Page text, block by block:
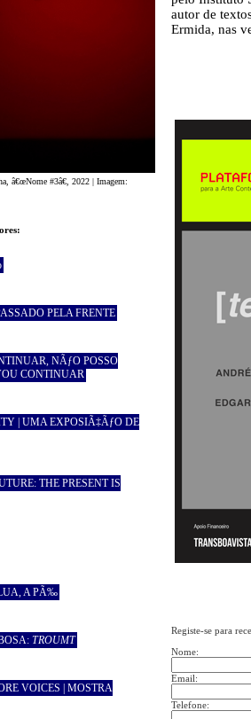
â€œNome #3â€, 2022 | Imagem:
PELA FRENTE
NÃƒO POSSO
CONTINUAR
| UMA EXPOSIÃ‡ÃƒO DE
THE PRESENT IS
A PÃ‰
TROUMT
VOICES | MOSTRA
autor de
Ermida, nas
Registe-se para
Nome:
Email:
Telefone: